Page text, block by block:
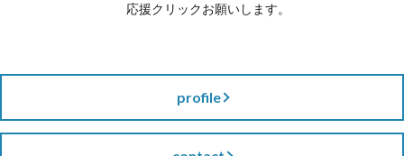
応援クリックお願いします。
profile